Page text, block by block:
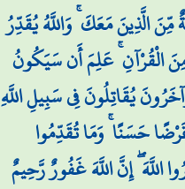
الَّذِينَ مَعَكَ ۚ وَاللَّهُ يُقَدِّرُ
الْقُرْآنِ ۚ عَلِمَ أَن سَيَكُونُ
يُقَاتِلُونَ فِي سَبِيلِ اللَّهِ
قَرْضًا حَسَنًا ۚ وَمَا تُقَدِّمُوا
اللَّهَ ۖ إِنَّ اللَّهَ غَفُورٌ رَّحِيمٌ